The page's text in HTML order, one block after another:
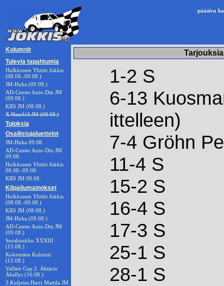
pääsivu
Kolumnit
Tulevia tapahtumia
Hulkkonen Yhtiöt Jokkis
(08.08.-09.08.)
JM-Huha (09.08.)
AD-Center Auto-Din JM
(09.08.)
KRS JM (08.08.)
X HausUA JM (08.08.)
Tuloksia
Osallistujaluettelot
JM-Huha 09.08.
AD-Center Auto-Din JM
09.08.
Hulkkonen Yhtiöt Jokkis
08.08.-09.08.
KRS JM 08.08.
Kilpailumainokset
Hulkkonen Yhtiöt Jokkis
(08.08.-09.08.)
KRS JM (08.08.)
JM-Huha (09.08.)
AD-Center Auto-Din JM
(09.08.)
Sorakunkku XXXIII
(15.08.)
Kokemäen Kuhmut
(15.08.)
Vallitie Cup 2. Ähtärin
Ähellys (16.08.)
3.Kuljetus Harri Mattila JM
1-2 S
6-13
ittelleen)
7-4 Gröhn
11-4 S
15-2 S
16-4 S
17-3 S
25-1 S
28-1 S